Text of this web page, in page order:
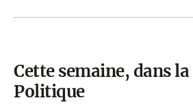
Cette semaine, dans
Politique